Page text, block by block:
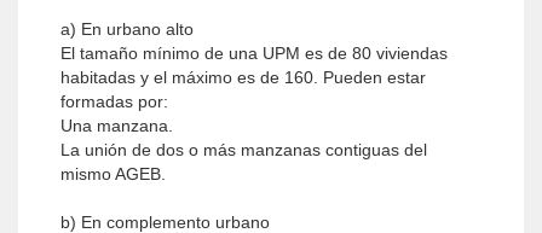
a) En urbano alto
El tamaño mínimo de una UPM es de 80 viviendas
habitadas y el máximo es de 160. Pueden estar
formadas por:
Una manzana.
La unión de dos o más manzanas contiguas del
mismo AGEB.
b) En complemento urbano